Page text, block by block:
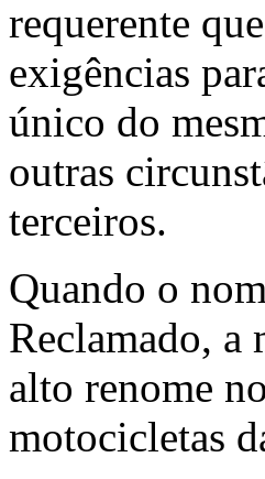
requerente
exigências
único do
outras
terceiros.
Quando o
Reclamado, a
alto renome
motocicletas